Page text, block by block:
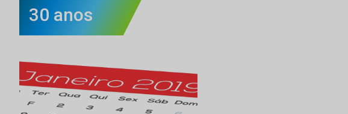
30 anos